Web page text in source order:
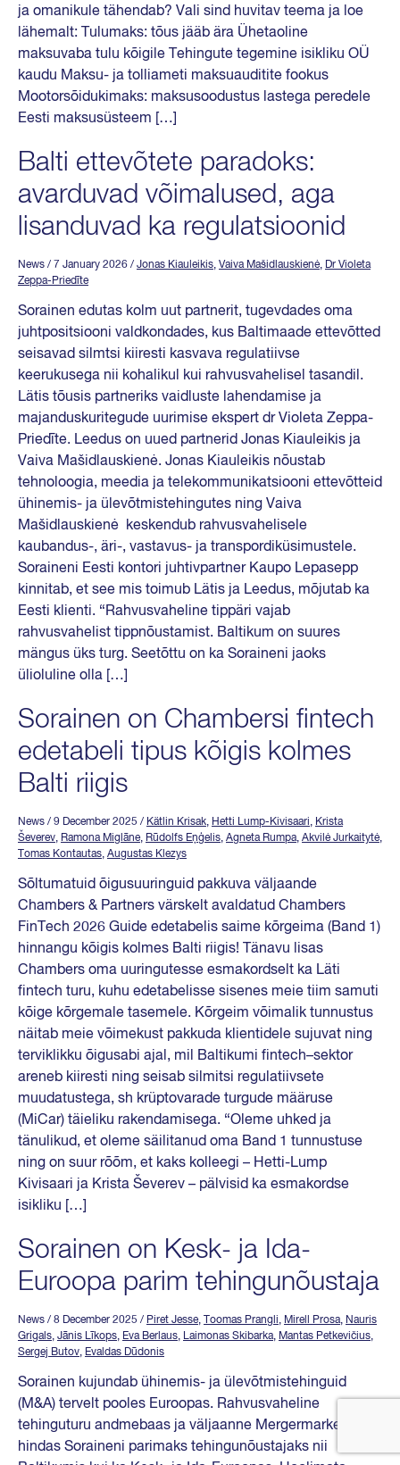
ja omanikule tähendab? Vali sind huvitav teema ja loe
lähemalt: Tulumaks: tõus jääb ära Ühetaoline
maksuvaba tulu kõigile Tehingute tegemine isikliku OÜ
kaudu Maksu- ja tolliameti maksuauditite fookus
Mootorsõidukimaks: maksusoodustus lastega peredele
Eesti maksusüsteem […]
Balti ettevõtete paradoks:
avarduvad võimalused, aga
lisanduvad ka regulatsioonid
News / 7 January 2026 / Jonas Kiauleikis, Vaiva Mašidlauskienė, Dr Violeta
Zeppa-Priedīte
Sorainen edutas kolm uut partnerit, tugevdades oma
juhtpositsiooni valdkondades, kus Baltimaade ettevõtted
seisavad silmtsi kiiresti kasvava regulatiivse
keerukusega nii kohalikul kui rahvusvahelisel tasandil.
Lätis tõusis partneriks vaidluste lahendamise ja
majanduskuritegude uurimise ekspert dr Violeta Zeppa-
Priedīte. Leedus on uued partnerid Jonas Kiauleikis ja
Vaiva Mašidlauskienė. Jonas Kiauleikis nõustab
tehnoloogia, meedia ja telekommunikatsiooni ettevõtteid
ühinemis- ja ülevõtmistehingutes ning Vaiva
Mašidlauskienė keskendub rahvusvahelisele
kaubandus-, äri-, vastavus- ja transpordiküsimustele.
Soraineni Eesti kontori juhtivpartner Kaupo Lepasepp
kinnitab, et see mis toimub Lätis ja Leedus, mõjutab ka
Eesti klienti. “Rahvusvaheline tippäri vajab
rahvusvahelist tippnõustamist. Baltikum on suures
mängus üks turg. Seetõttu on ka Soraineni jaoks
ülioluline olla […]
Sorainen on Chambersi fintech
edetabeli tipus kõigis kolmes
Balti riigis
News / 9 December 2025 / Kätlin Krisak, Hetti Lump-Kivisaari, Krista
Ševerev, Ramona Miglāne, Rūdolfs Eņģelis, Agneta Rumpa, Akvilė Jurkaitytė,
Tomas Kontautas, Augustas Klezys
Sõltumatuid õigusuuringuid pakkuva väljaande
Chambers & Partners värskelt avaldatud Chambers
FinTech 2026 Guide edetabelis saime kõrgeima (Band 1)
hinnangu kõigis kolmes Balti riigis! Tänavu lisas
Chambers oma uuringutesse esmakordselt ka Läti
fintech turu, kuhu edetabelisse sisenes meie tiim samuti
kõige kõrgemale tasemele. Kõrgeim võimalik tunnustus
näitab meie võimekust pakkuda klientidele sujuvat ning
terviklikku õigusabi ajal, mil Baltikumi fintech–sektor
areneb kiiresti ning seisab silmitsi regulatiivsete
muudatustega, sh krüptovarade turgude määruse
(MiCar) täieliku rakendamisega. “Oleme uhked ja
tänulikud, et oleme säilitanud oma Band 1 tunnustuse
ning on suur rõõm, et kaks kolleegi – Hetti-Lump
Kivisaari ja Krista Ševerev – pälvisid ka esmakordse
isikliku […]
Sorainen on Kesk- ja Ida-
Euroopa parim tehingunõustaja
News / 8 December 2025 / Piret Jesse, Toomas Prangli, Mirell Prosa, Nauris
Grigals, Jānis Līkops, Eva Berlaus, Laimonas Skibarka, Mantas Petkevičius,
Sergej Butov, Evaldas Dūdonis
Sorainen kujundab ühinemis- ja ülevõtmistehinguid
(M&A) tervelt pooles Euroopas. Rahvusvaheline
tehinguturu andmebaas ja väljaanne Mergermarket
hindas Soraineni parimaks tehingunõustajaks nii